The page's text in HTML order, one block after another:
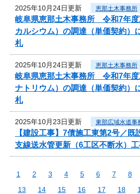
2025年10月24日更新 恵那土木事務所
岐阜県恵那土木事務所 令和7年度
カルシウム）の調達（単価契約）
札
2025年10月24日更新 恵那土木事務所
岐阜県恵那土木事務所 令和7年度
ナトリウム）の調達（単価契約）
札
2025年10月23日更新 東部広域水道事
【建設工事】7債施工東第2号／
支線送水管更新（6工区不断水）
1 2 3 4 5 6 7 8
13
14 15 16 17 18